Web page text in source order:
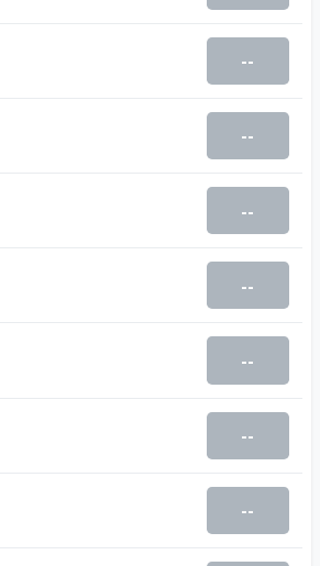
--
--
--
--
--
--
--